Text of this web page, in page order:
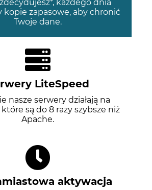
każdego dnia
zapasowe, aby chronić
Twoje dane.
LiteSpeed
nasze serwery działają na
są do 8 razy szybsze niż
Apache.
aktywacja